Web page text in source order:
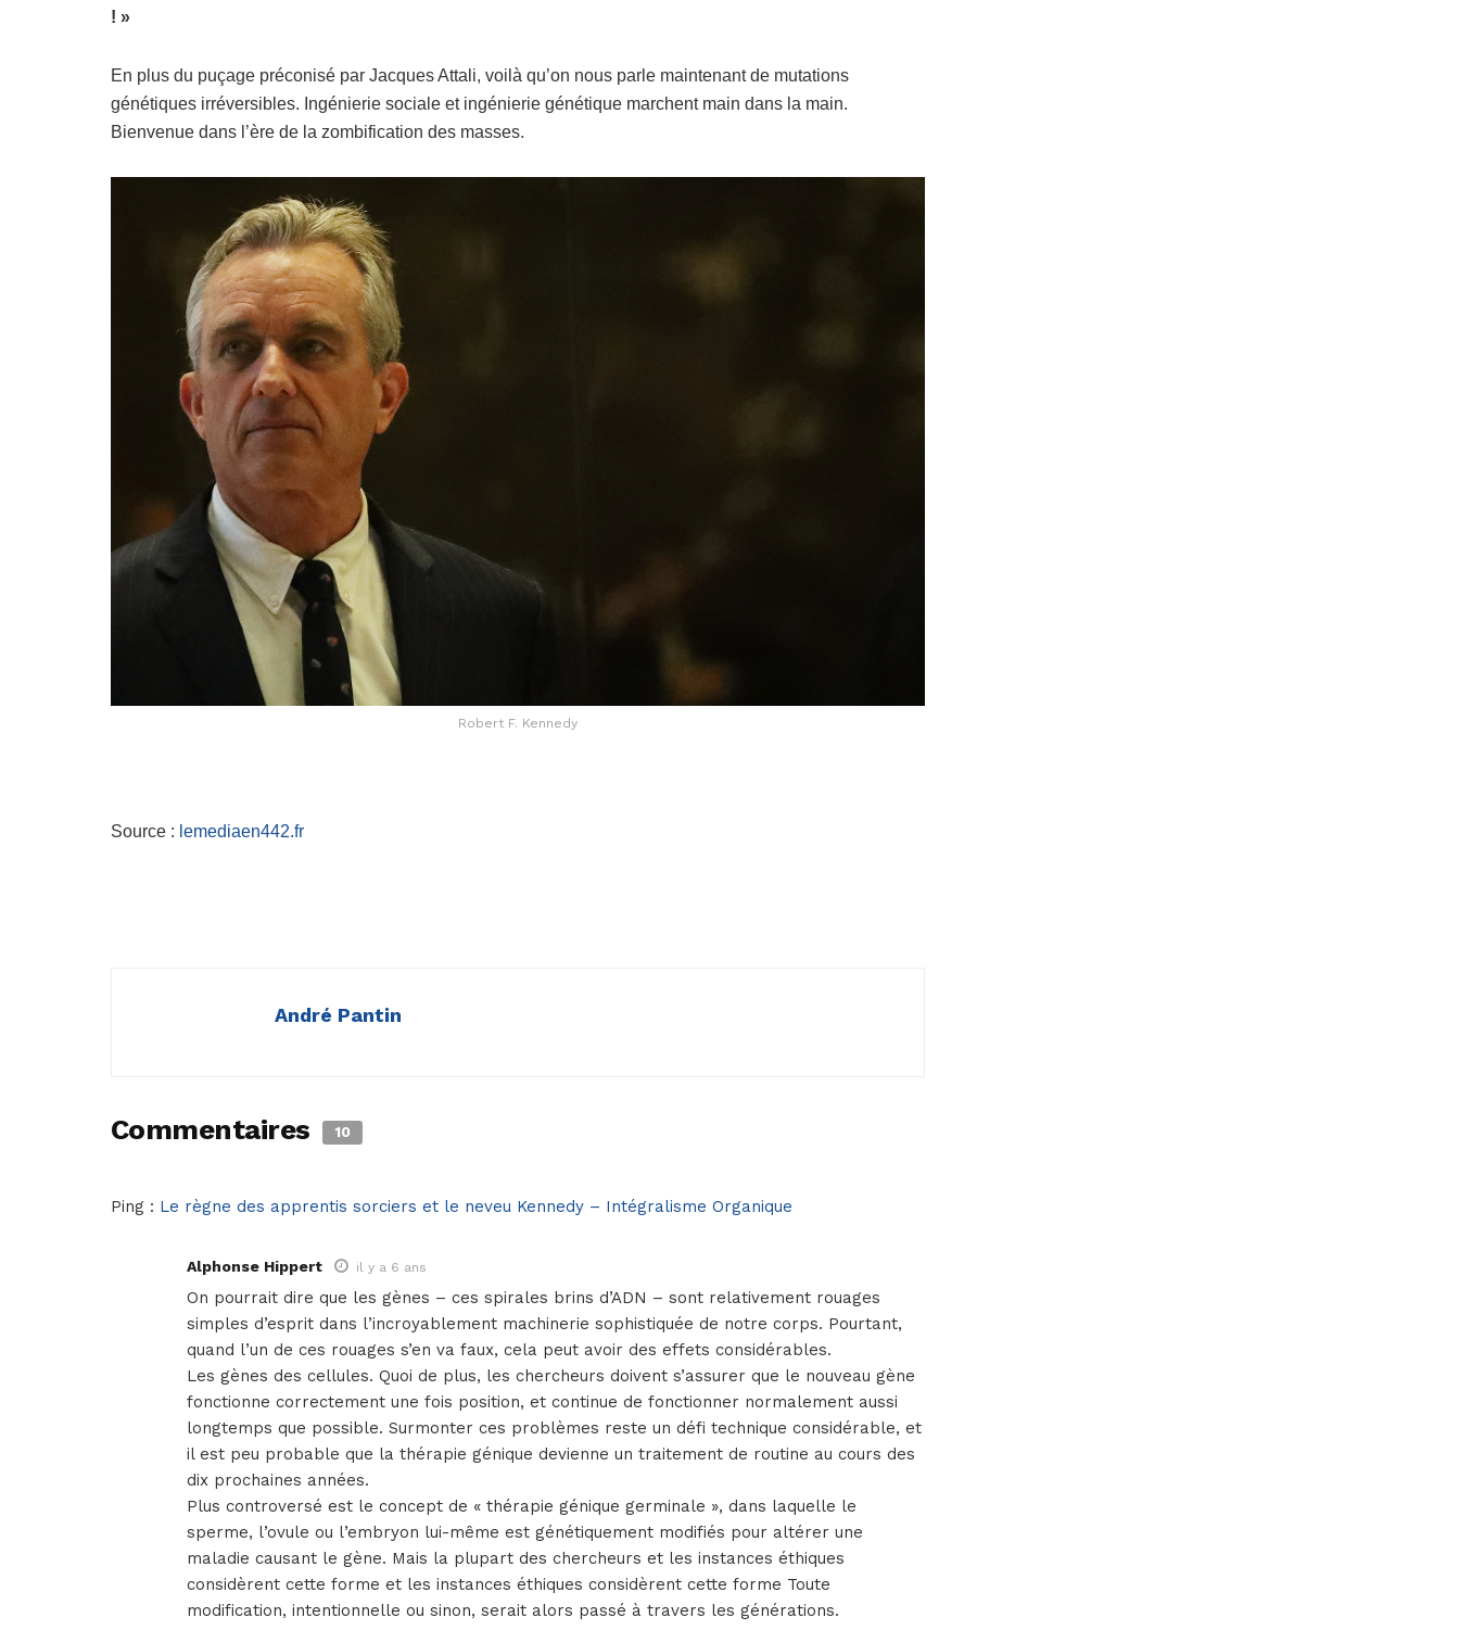
! »
En plus du puçage préconisé par Jacques Attali, voilà qu’on nous parle maintenant de mutations
génétiques irréversibles. Ingénierie sociale et ingénierie génétique marchent main dans la main.
Bienvenue dans l’ère de la zombification des masses.
Robert F. Kennedy
Source : lemediaen442.fr
André Pantin
Commentaires 10
Ping : Le règne des apprentis sorciers et le neveu Kennedy – Intégralisme Organique
Alphonse Hippert il y a 6 ans
On pourrait dire que les gènes – ces spirales brins d’ADN – sont relativement rouages
simples d’esprit dans l’incroyablement machinerie sophistiquée de notre corps. Pourtant,
quand l’un de ces rouages s’en va faux, cela peut avoir des effets considérables.
Les gènes des cellules. Quoi de plus, les chercheurs doivent s’assurer que le nouveau gène
fonctionne correctement une fois position, et continue de fonctionner normalement aussi
longtemps que possible. Surmonter ces problèmes reste un défi technique considérable, et
il est peu probable que la thérapie génique devienne un traitement de routine au cours des
dix prochaines années.
Plus controversé est le concept de « thérapie génique germinale », dans laquelle le
sperme, l’ovule ou l’embryon lui-même est génétiquement modifiés pour altérer une
maladie causant le gène. Mais la plupart des chercheurs et les instances éthiques
considèrent cette forme et les instances éthiques considèrent cette forme Toute
modification, intentionnelle ou sinon, serait alors passé à travers les générations.